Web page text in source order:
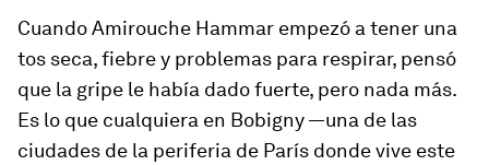
Cuando Amirouche Hammar empezó a tener una
tos seca, fiebre y problemas para respirar, pensó
que la gripe le había dado fuerte, pero nada más.
Es lo que cualquiera en Bobigny —una de las
ciudades de la periferia de París donde vive este